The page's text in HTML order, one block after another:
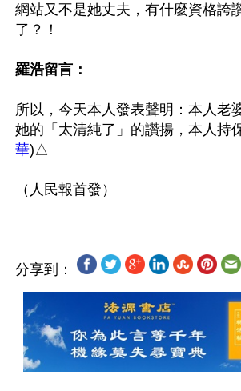
網站又不是她丈夫，有什麼資格誇
了？！
羅浩留言：
所以，今天本人發表聲明：本人老
她的「太清純了」的讚揚，本人持
華)△
分享到：